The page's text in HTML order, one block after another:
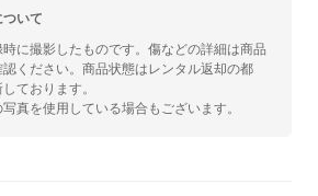
いて
時に撮影したものです。傷などの詳細は商品
ください。商品状態はレンタル返却の都
ております。
真を使用している場合もございます。